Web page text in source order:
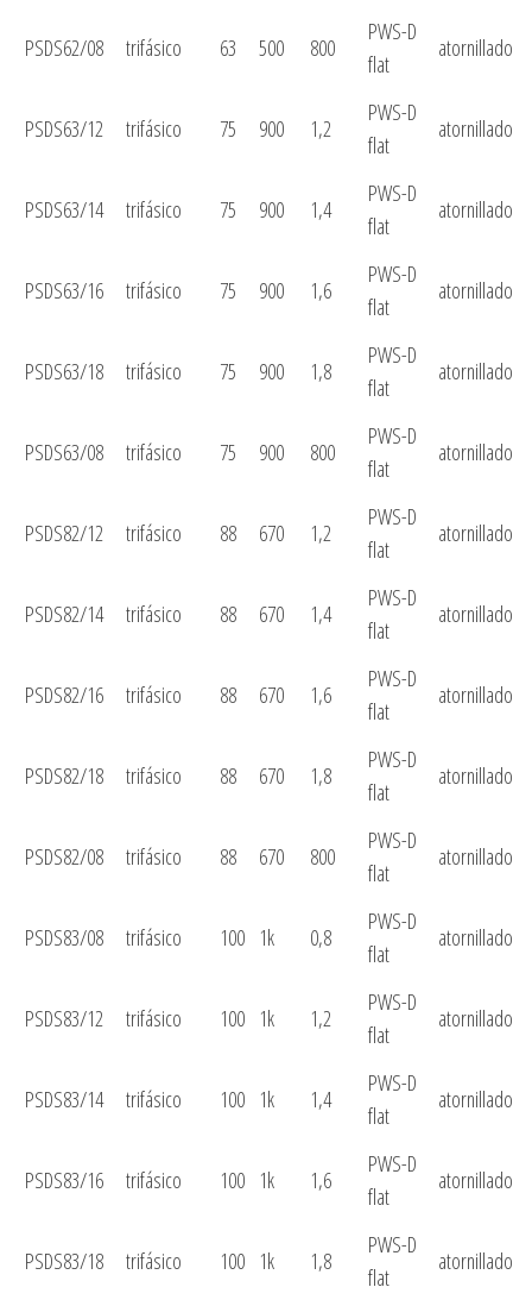
PSDS62/08 trifásico 63 500 800
PWS-D
flat
atornillado
PSDS63/12 trifásico 75 900 1,2
PWS-D
flat
atornillado
PSDS63/14 trifásico 75 900 1,4
PWS-D
flat
atornillado
PSDS63/16 trifásico 75 900 1,6
PWS-D
flat
atornillado
PSDS63/18 trifásico 75 900 1,8
PWS-D
flat
atornillado
PSDS63/08 trifásico 75 900 800
PWS-D
flat
atornillado
PSDS82/12 trifásico 88 670 1,2
PWS-D
flat
atornillado
PSDS82/14 trifásico 88 670 1,4
PWS-D
flat
atornillado
PSDS82/16 trifásico 88 670 1,6
PWS-D
flat
atornillado
PSDS82/18 trifásico 88 670 1,8
PWS-D
flat
atornillado
PSDS82/08 trifásico 88 670 800
PWS-D
flat
atornillado
PSDS83/08 trifásico 100 1k 0,8
PWS-D
flat
atornillado
PSDS83/12 trifásico 100 1k 1,2
PWS-D
flat
atornillado
PSDS83/14 trifásico 100 1k 1,4
PWS-D
flat
atornillado
PSDS83/16 trifásico 100 1k 1,6
PWS-D
flat
atornillado
PSDS83/18 trifásico 100 1k 1,8
PWS-D
flat
atornillado